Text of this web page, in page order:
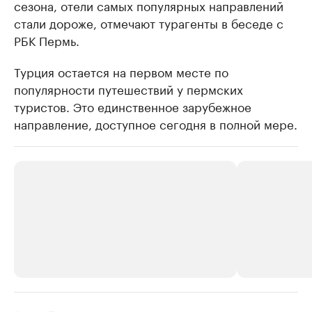
сезона, отели самых популярных направлений
стали дороже, отмечают турагенты в беседе с
РБК Пермь.
Турция остается на первом месте по
популярности путешествий у пермских
туристов. Это единственное зарубежное
направление, доступное сегодня в полной мере.